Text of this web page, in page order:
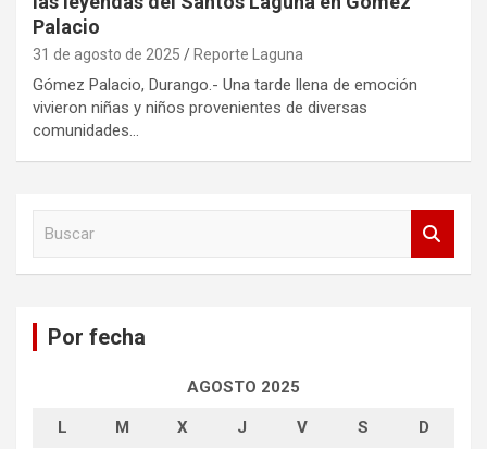
Palacio
31 de agosto de 2025 Reporte Laguna
Gómez Palacio, Durango.- Una tarde llena de emoción
vivieron niñas y niños provenientes de diversas
comunidades…
Por fecha
AGOSTO 2025
L M X J V S D